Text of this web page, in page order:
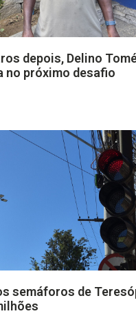
depois, Delino
no próximo desafio
semáforos de